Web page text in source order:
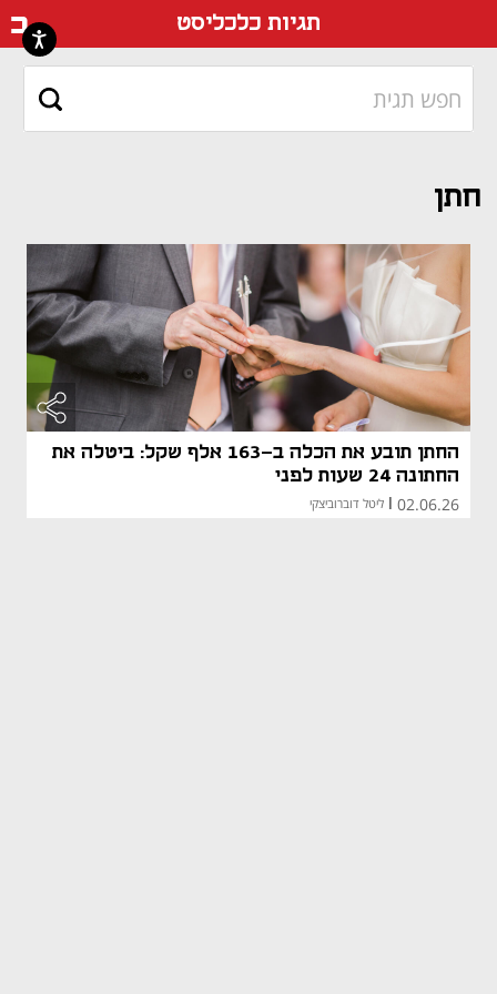
תגיות כלכליסט
חתן
החתן תובע את הכלה ב-163 אלף שקל: ביטלה את
החתונה 24 שעות לפני
02.06.26 ליטל דוברוביצקי